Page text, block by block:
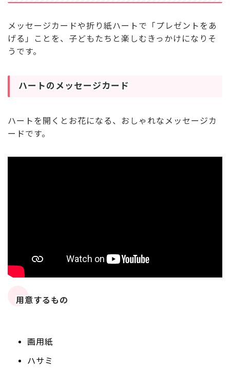
メッセージカードや折り紙ハートで「プレゼントをあ
げる」ことを、子どもたちと楽しむきっかけになりそ
うです。
ハートのメッセージカード
ハートを開くとお花になる、おしゃれなメッセージカ
ードです。
用意するもの
画用紙
ハサミ